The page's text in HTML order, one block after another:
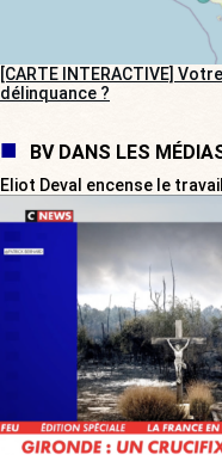
[CARTE INTERACTIVE]
délinquance ?
BV DANS LES
Eliot Deval encense le